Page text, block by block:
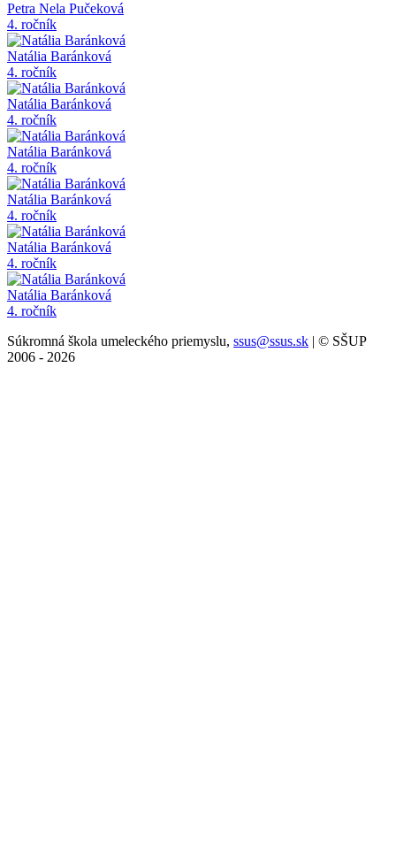
Petra Nela Pučeková
4. ročník
Natália Baránková
4. ročník
Natália Baránková
4. ročník
Natália Baránková
4. ročník
Natália Baránková
4. ročník
Natália Baránková
4. ročník
Natália Baránková
4. ročník
Súkromná škola umeleckého priemyslu, ssus@ssus.sk | © SŠUP
2006 - 2026